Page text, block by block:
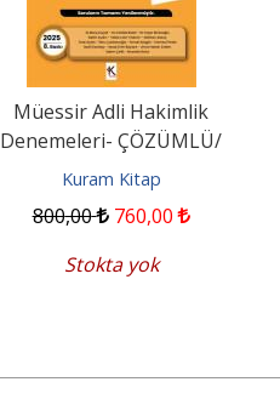
Müessir Adli Hakimlik
Denemeleri- ÇÖZÜMLÜ/
2025 8.BASKI
Kuram Kitap
800,00 760,00
Stokta yok